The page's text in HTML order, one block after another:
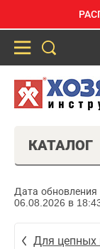
КАТАЛОГ
Дата обновления
06.08.2026 в
Для цепных